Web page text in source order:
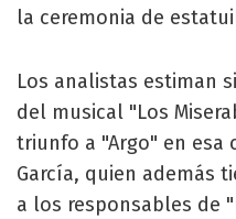
la ceremonia de
Los analistas estiman
del musical "Los
triunfo a "Argo" en esa
García, quien además
a los responsables de